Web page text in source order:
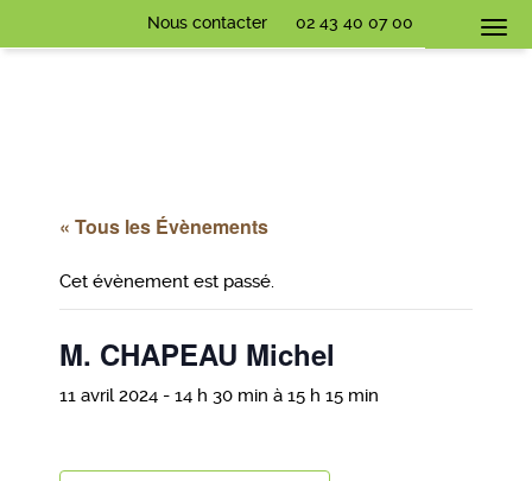
Nous contacter 02 43 40 07 00
« Tous les Évènements
Cet évènement est passé.
M. CHAPEAU Michel
11 avril 2024 - 14 h 30 min à 15 h 15 min